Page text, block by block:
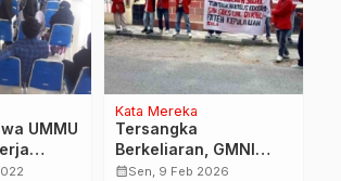
UMMU
Kata Mereka
Tersangka
Berkeliaran, GMNI
Sula Desak Copot
calendar_monthSen, 9 Feb 2026